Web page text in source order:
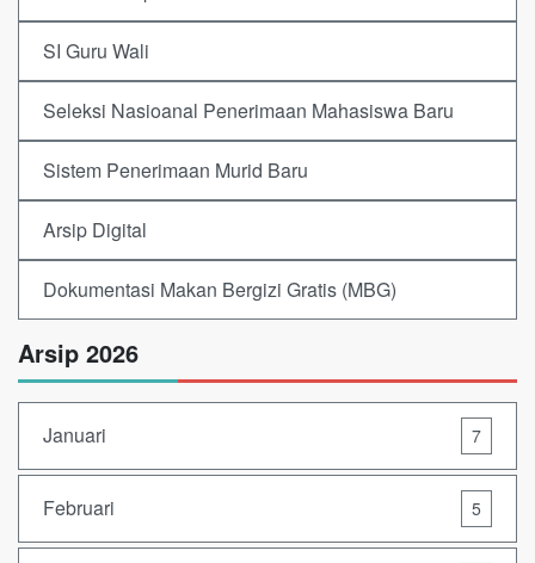
SI Guru Wali
Seleksi Nasioanal Penerimaan Mahasiswa Baru
Sistem Penerimaan Murid Baru
Arsip Digital
Dokumentasi Makan Bergizi Gratis (MBG)
Arsip 2026
Januari 7
Februari 5